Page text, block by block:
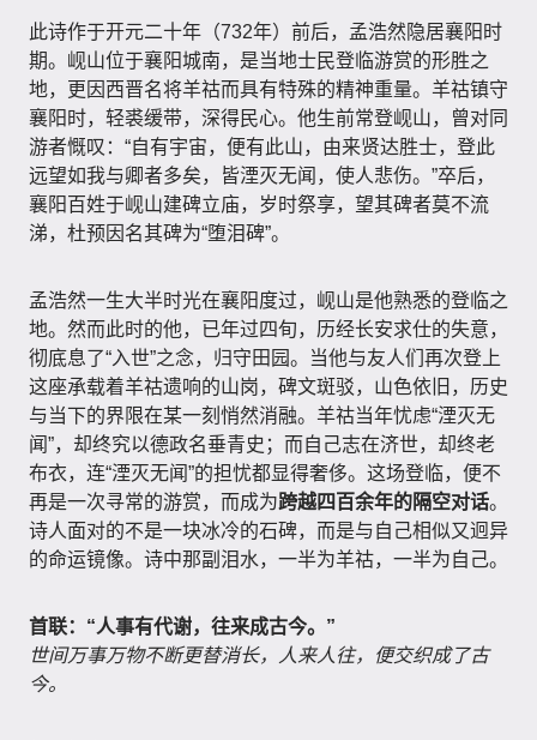
此诗作于开元二十年（732年）前后，孟浩然隐居襄阳时
期。岘山位于襄阳城南，是当地士民登临游赏的形胜之
地，更因西晋名将羊祜而具有特殊的精神重量。羊祜镇守
襄阳时，轻裘缓带，深得民心。他生前常登岘山，曾对同
游者慨叹：“自有宇宙，便有此山，由来贤达胜士，登此
远望如我与卿者多矣，皆湮灭无闻，使人悲伤。”卒后，
襄阳百姓于岘山建碑立庙，岁时祭享，望其碑者莫不流
涕，杜预因名其碑为“堕泪碑”。
孟浩然一生大半时光在襄阳度过，岘山是他熟悉的登临之
地。然而此时的他，已年过四旬，历经长安求仕的失意，
彻底息了“入世”之念，归守田园。当他与友人们再次登上
这座承载着羊祜遗响的山岗，碑文斑驳，山色依旧，历史
与当下的界限在某一刻悄然消融。羊祜当年忧虑“湮灭无
闻”，却终究以德政名垂青史；而自己志在济世，却终老
布衣，连“湮灭无闻”的担忧都显得奢侈。这场登临，便不
再是一次寻常的游赏，而成为跨越四百余年的隔空对话。
诗人面对的不是一块冰冷的石碑，而是与自己相似又迥异
的命运镜像。诗中那副泪水，一半为羊祜，一半为自己。
首联：“人事有代谢，往来成古今。”
世间万事万物不断更替消长，人来人往，便交织成了古
今。